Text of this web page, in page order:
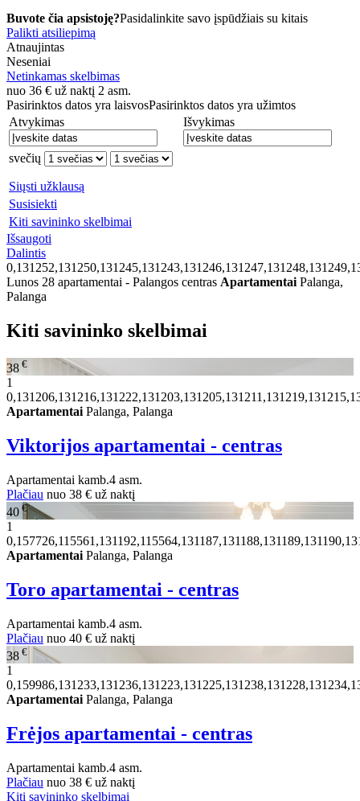
Buvote čia apsistoję?Pasidalinkite savo įspūdžiais su kitais
Palikti atsiliepimą
Atnaujintas
Neseniai
Netinkamas skelbimas
nuo 36 € už naktį 2 asm.
Pasirinktos datos yra laisvosPasirinktos datos yra užimtos
Atvykimas
Išvykimas
svečių
Siųsti užklausą
Susisiekti
Kiti savininko skelbimai
Išsaugoti
Dalintis
Lunos 28 apartamentai - Palangos centras Apartamentai Palanga,
Palanga
Kiti savininko skelbimai
38 €
1
Apartamentai Palanga, Palanga
Viktorijos apartamentai - centras
Apartamentai kamb.4 asm.
Plačiau nuo 38 € už naktį
40 €
1
Apartamentai Palanga, Palanga
Toro apartamentai - centras
Apartamentai kamb.4 asm.
Plačiau nuo 40 € už naktį
38 €
1
Apartamentai Palanga, Palanga
Frėjos apartamentai - centras
Apartamentai kamb.4 asm.
Plačiau nuo 38 € už naktį
Kiti savininko skelbimai